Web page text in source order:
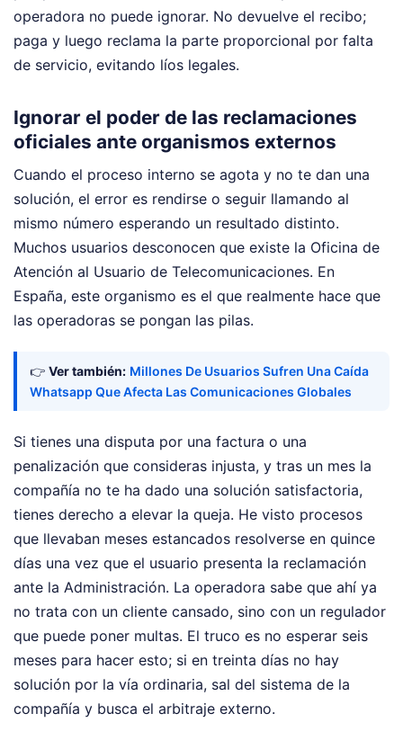
operadora no puede ignorar. No devuelve el recibo;
paga y luego reclama la parte proporcional por falta
de servicio, evitando líos legales.
Ignorar el poder de las reclamaciones
oficiales ante organismos externos
Cuando el proceso interno se agota y no te dan una
solución, el error es rendirse o seguir llamando al
mismo número esperando un resultado distinto.
Muchos usuarios desconocen que existe la Oficina de
Atención al Usuario de Telecomunicaciones. En
España, este organismo es el que realmente hace que
las operadoras se pongan las pilas.
👉 Ver también: Millones De Usuarios Sufren Una Caída
Whatsapp Que Afecta Las Comunicaciones Globales
Si tienes una disputa por una factura o una
penalización que consideras injusta, y tras un mes la
compañía no te ha dado una solución satisfactoria,
tienes derecho a elevar la queja. He visto procesos
que llevaban meses estancados resolverse en quince
días una vez que el usuario presenta la reclamación
ante la Administración. La operadora sabe que ahí ya
no trata con un cliente cansado, sino con un regulador
que puede poner multas. El truco es no esperar seis
meses para hacer esto; si en treinta días no hay
solución por la vía ordinaria, sal del sistema de la
compañía y busca el arbitraje externo.